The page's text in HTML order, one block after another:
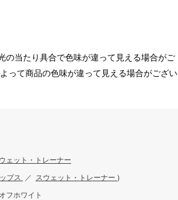
の当たり具合で色味が違って見える場合がご
って商品の色味が違って見える場合がござい
ェット・トレーナー
プス ／ スウェット・トレーナー )
フホワイト